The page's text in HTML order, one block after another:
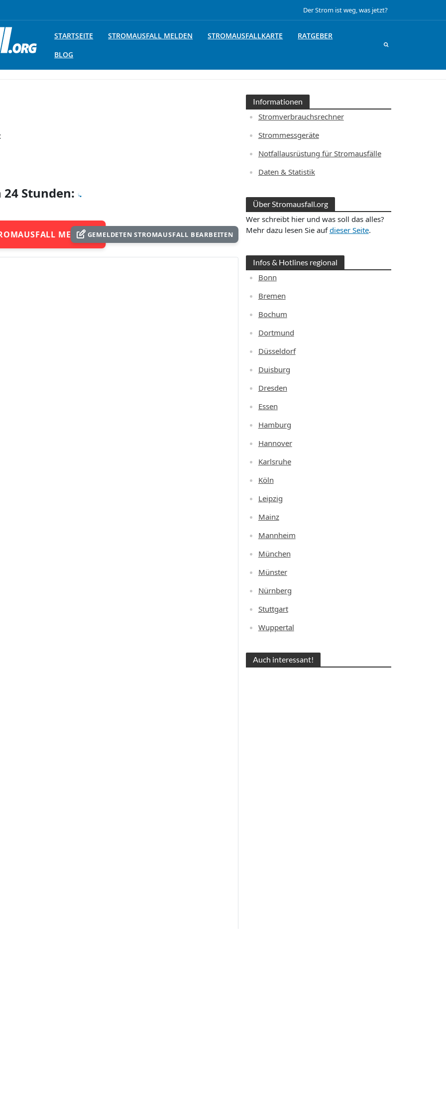
Der Strom ist weg, was jetzt?
STARTSEITE STROMAUSFALL MELDEN STROMAUSFALLKARTE
RATGEBER
BLOG
Stunden:
MELDENGEMELDETEN STROMAUSFALL BEARBEITEN
Informationen
Stromverbrauchsrechner
Strommessgeräte
Notfallausrüstung für Stromausfälle
Daten & Statistik
Über Stromausfall.org
Wer schreibt hier und was soll das alles?
Mehr dazu lesen Sie aufdieser Seite.
Infos & Hotlines regional
Bonn
Bremen
Bochum
Dortmund
Düsseldorf
Duisburg
Dresden
Essen
Hamburg
Hannover
Karlsruhe
Köln
Leipzig
Mainz
Mannheim
München
Münster
Nürnberg
Stuttgart
Wuppertal
Auch interessant!